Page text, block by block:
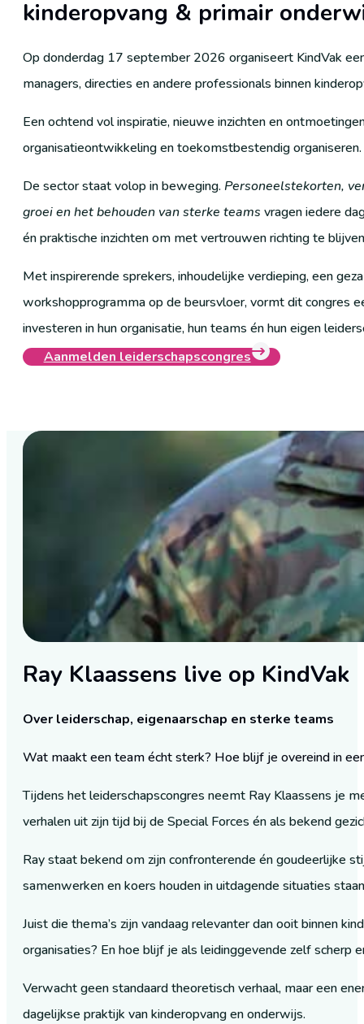
kinderopvang & primair
Op donderdag 17 september 2026 organiseert KindVak
managers, directies en andere professionals binnen
Een ochtend vol inspiratie, nieuwe inzichten en
organisatieontwikkeling en toekomstbestendig organiseren.
De sector staat volop in beweging. Personeelstekorten,
groei en het behouden van sterke teams vragen iedere
én praktische inzichten om met vertrouwen richting te
Met inspirerende sprekers, inhoudelijke verdieping, een
workshopprogramma op de beursvloer, vormt dit congres
investeren in hun organisatie, hun teams én hun eigen
Aanmelden leiderschapscongres
Ray Klaassens live op KindVak
Over leiderschap, eigenaarschap en sterke teams
Wat maakt een team écht sterk? Hoe blijf je overeind in
Tijdens het leiderschapscongres neemt Ray Klaassens je
verhalen uit zijn tijd bij de Special Forces én als bekend
Ray staat bekend om zijn confronterende én goudeerlijke
samenwerken en koers houden in uitdagende situaties
Juist die thema’s zijn vandaag relevanter dan ooit binnen
organisaties? En hoe blijf je als leidinggevende zelf scherp
Verwacht geen standaard theoretisch verhaal, maar een
dagelijkse praktijk van kinderopvang en onderwijs.